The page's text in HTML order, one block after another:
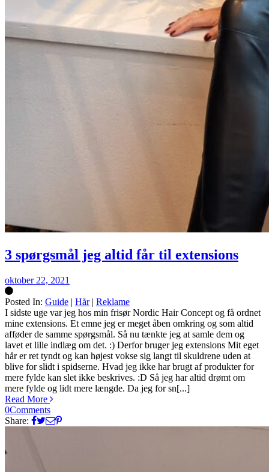
3 spørgsmål jeg altid får til extensions
oktober 22, 2021
Posted In: Guide | Hår| Reklame
Silke
I sidste uge var jeg hos min frisør Nordic Hair Concept og få ordnet
mine extensions. Et emne jeg er meget åben omkring og som altid
afføder de samme spørgsmål. Så nu tænkte jeg at samle dem og
lavet et lille indlæg om det. :) Derfor bruger jeg extensions Mit eget
hår er ret tyndt og kan højest vokse sig langt til skuldrene uden at
blive for slidt i spidserne. Hvad jeg ikke har brugt af produkter for
mere fylde kan slet ikke beskrives. :D Så jeg har altid drømt om
mere fylde og lidt mere længde. Da jeg for sn[...]
Read More
0Comments
Share: